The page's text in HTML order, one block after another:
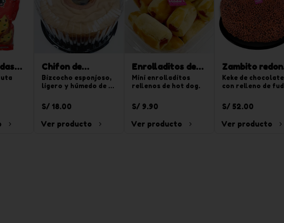
Chifon de
naranja 850g
Bizcocho esponjoso,
ligero y húmedo de
20 tajadas.
S/ 18.00
Ver producto
Enrolladitos de
hot dog 15 und
Mini enrolladitos
rellenos de hot dog.
S/ 9.90
Ver producto
Zambito
chico
Keke de chocolate
con relleno de
de crema de
chispas de
chocoyogurt. Para
20 tajadas.
S/ 52.00
Ver producto